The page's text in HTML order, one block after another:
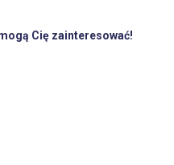
Cię zainteresować!